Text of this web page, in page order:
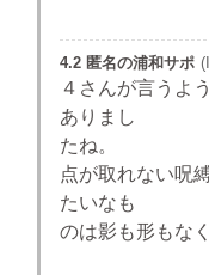
4.2 匿名の浦和サポ
４さんが言うよ
ありまし
たね。
点が取れない呪
たいなも
のは影も形もな